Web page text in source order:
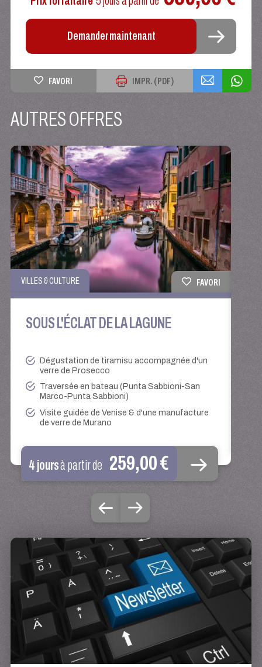
Demander maintenant
FAVORI IMPR. (PDF)
AUTRES OFFRES
VILLES & CULTURE FAVORI
SOUS L'ÉCLAT DE LA LAGUNE
Dégustation de tiramisu accompagnée d'un
verre de Prosecco
Traversée en bateau (Punta Sabbioni-San
Marco-Punta Sabbioni)
Visite guidée de Venise & d'une manufacture
de verre de Murano
4 joursà partir de 259,00 €